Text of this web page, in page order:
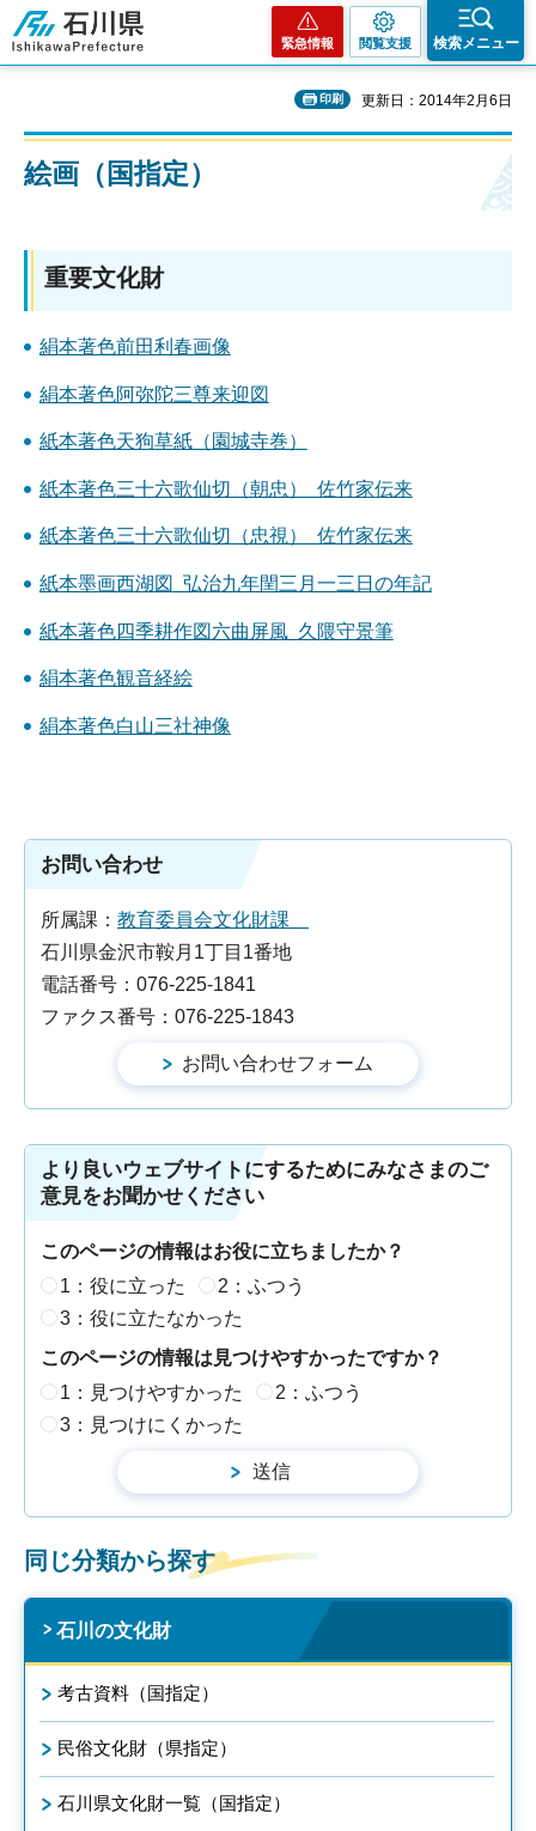
石川県
緊急情報 閲覧支援 検索メニュー
印刷 更新日：2014年2月6日
絵画（国指定）
重要文化財
絹本著色前田利春画像
絹本著色阿弥陀三尊来迎図
紙本著色天狗草紙（園城寺巻）
紙本著色三十六歌仙切（朝忠） 佐竹家伝来
紙本著色三十六歌仙切（忠視） 佐竹家伝来
紙本墨画西湖図 弘治九年閏三月一三日の年記
紙本著色四季耕作図六曲屏風 久隈守景筆
絹本著色観音経絵
絹本著色白山三社神像
お問い合わせ
所属課： 教育委員会文化財課
石川県金沢市鞍月1丁目1番地
電話番号：076-225-1841
ファクス番号：076-225-1843
より良いウェブサイトにするためにみなさまのご
意見をお聞かせください
このページの情報はお役に立ちましたか？
1：役に立った
2：ふつう
3：役に立たなかった
このページの情報は見つけやすかったですか？
1：見つけやすかった
2：ふつう
3：見つけにくかった
同じ分類から探す
石川の文化財
考古資料（国指定）
民俗文化財（県指定）
石川県文化財一覧（国指定）